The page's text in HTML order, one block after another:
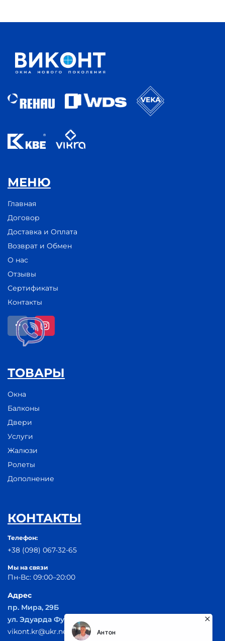
МЕНЮ
Главная
Договор
Доставка и Оплата
Возврат и Обмен
О нас
Отзывы
Сертификаты
Контакты
ТОВАРЫ
Окна
Балконы
Двери
Услуги
Жалюзи
Ролеты
Дополнение
КОНТАКТЫ
Телефон:
+38 (098) 067-32-65
Мы на связи
Пн-Вс: 09:00–20:00
Адрес
пр. Мира, 29Б
ул. Эдуарда Фукса 55
vikont.kr@ukr.net